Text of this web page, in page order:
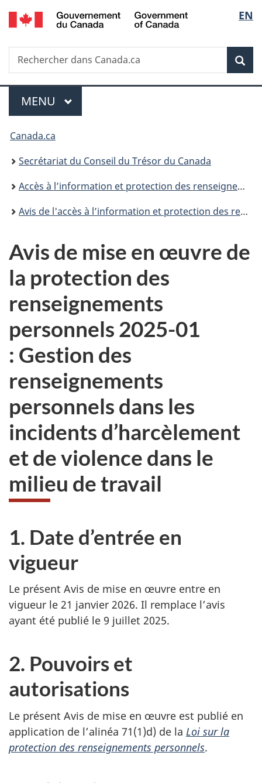
Passer
au
principal
Passer
à
Au
du
Passer
à
version
simplifiée
de
la
EN
Recherche
Rechercher
dans
Menu
MENU PRINCIPAL
Vous
êtes
ici :
Canada.ca
Secrétariat du Conseil du Trésor du Canada
Accès à l’information et protection des renseignements personnels
Avis de l'accès à l’information et protection des renseignements personnels
Avis de mise en œuvre de
la protection des
renseignements
personnels 2025-01
: Gestion des
renseignements
personnels dans les
incidents d’harcèlement
et de violence dans le
milieu de travail
1. Date d’entrée en
vigueur
Le présent Avis de mise en œuvre entre en
vigueur le 21 janvier 2026. Il remplace l’avis
ayant été publié le 9 juillet 2025.
2. Pouvoirs et
autorisations
Le présent Avis de mise en œuvre est publié en
application de l’alinéa 71(1)d) de la Loi sur la
protection des renseignements personnels.